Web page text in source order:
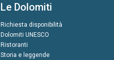
Le Dolomiti
Richiesta disponibilità
Dolomiti UNESCO
Ristoranti
Storia e leggende